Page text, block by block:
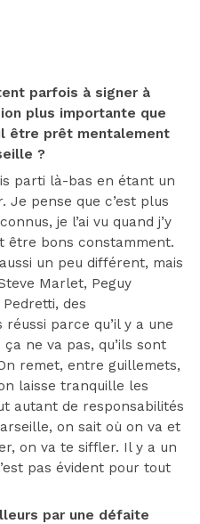
parfois à signer à
plus importante que
être prêt mentalement
?
parti là-bas en étant un
Je pense que c’est plus
je l’ai vu quand j’y
être bons constamment.
un peu différent, mais
Marlet, Peguy
des
parce qu’il y a une
ne va pas, qu’ils sont
remet, entre guillemets,
laisse tranquille les
autant de responsabilités
on sait où on va et
on va te siffler. Il y a un
pas évident pour tout
par une défaite